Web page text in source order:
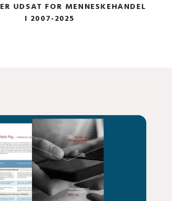
UDSAT FOR MENNESKEHANDEL
I 2007-2025